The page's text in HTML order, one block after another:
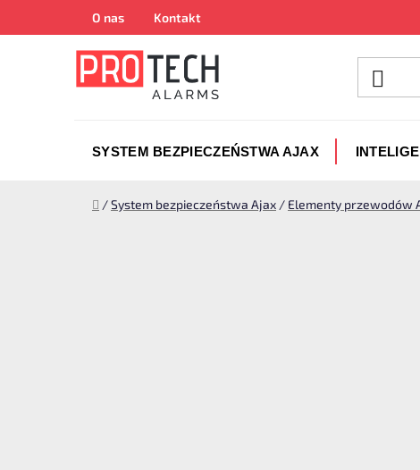
O nas Kontakt
SYSTEM BEZPIECZEŃSTWA AJAX
Home
/System bezpieczeństwa Ajax / Elementy przewodów